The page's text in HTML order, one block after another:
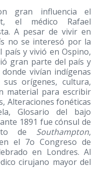
gran influencia el
el médico Rafael
A pesar de vivir en
no se interesó por la
y vivió en Ospino,
gran parte del país y
vivían indígenas
orígenes, cultura,
material para escribir
Alteraciones fonéticas
Glosario del bajo
1891 fue cónsul de
de Southampton,
el 7o Congreso de
en Londres. Al
cirujano mayor del